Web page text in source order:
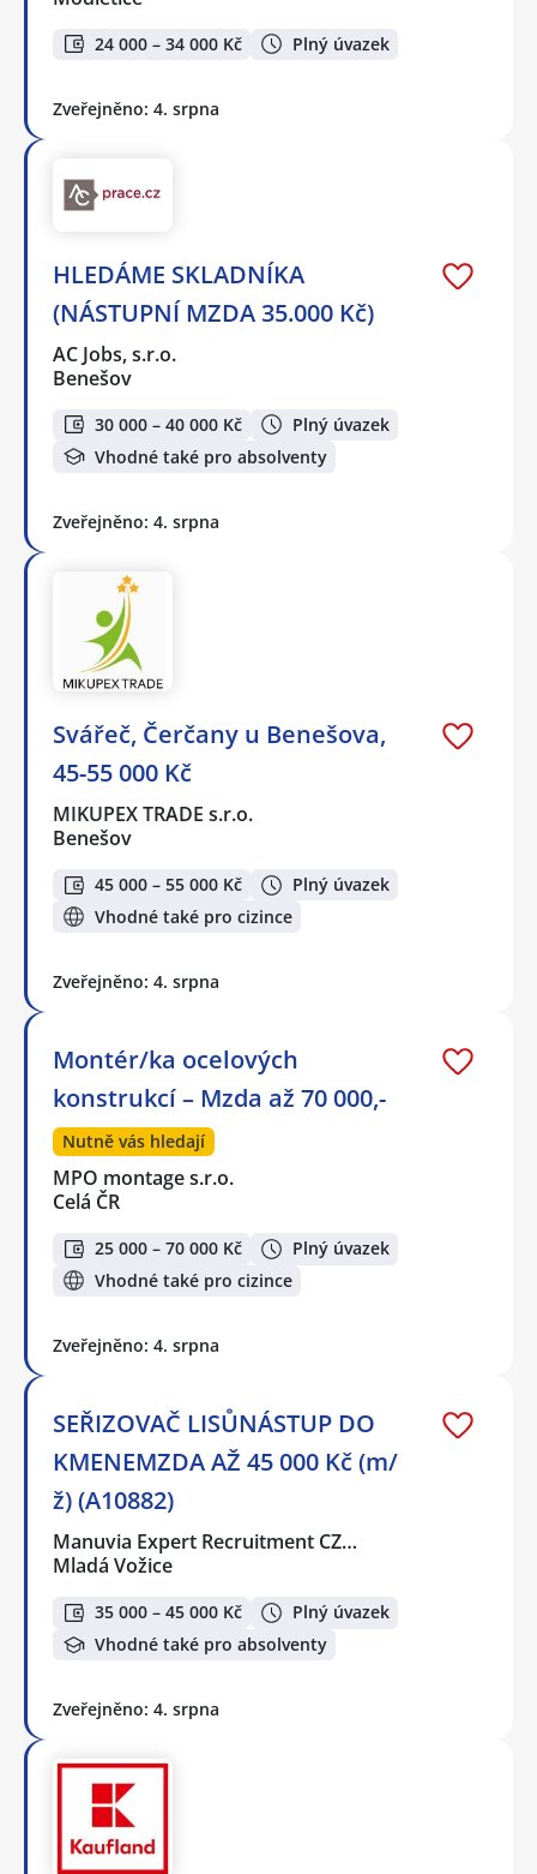
24 000 – 34 000 Kč Plný úvazek
Zveřejněno: 4. srpna
HLEDÁME SKLADNÍKA
(NÁSTUPNÍ MZDA 35.000 Kč)
AC Jobs, s.r.o.
Benešov
30 000 – 40 000 Kč
Plný úvazek
Vhodné také pro absolventy
Zveřejněno: 4. srpna
Svářeč, Čerčany u Benešova,
45-55 000 Kč
MIKUPEX TRADE s.r.o.
Benešov
45 000 – 55 000 Kč
Plný úvazek
Vhodné také pro cizince
Zveřejněno: 4. srpna
Montér/ka ocelových
konstrukcí – Mzda až 70 000,-
Nutně vás hledají
MPO montage s.r.o.
Celá ČR
25 000 – 70 000 Kč
Plný úvazek
Vhodné také pro cizince
Zveřejněno: 4. srpna
SEŘIZOVAČ LISŮNÁSTUP DO
KMENEMZDA AŽ 45 000 Kč (m/
ž) (A10882)
Manuvia Expert Recruitment CZ…
Mladá Vožice
35 000 – 45 000 Kč
Plný úvazek
Vhodné také pro absolventy
Zveřejněno: 4. srpna